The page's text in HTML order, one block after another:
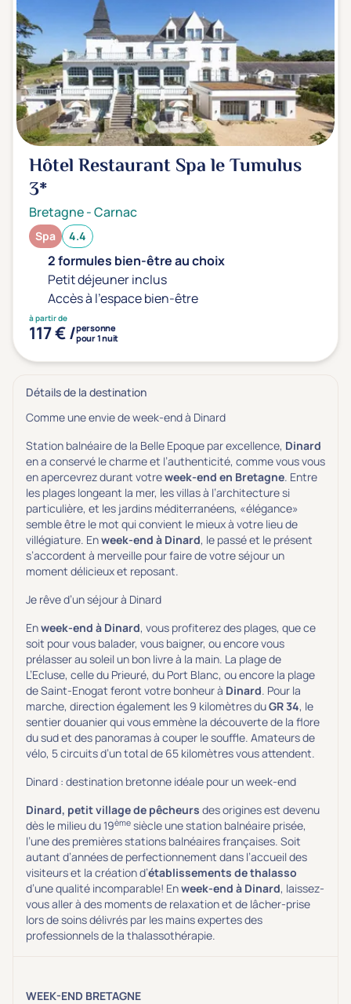
Hôtel Restaurant Spa le Tumulus
3*
Bretagne-Carnac
Spa 4.4
2 formules bien-être au choix
Petit déjeuner inclus
Accès à l'espace bien-être
à partir de
117 € /personne
pour 1 nuit
Détails de la destination
Comme une envie de week-end à Dinard
Station balnéaire de la Belle Epoque par excellence, Dinard
en a conservé le charme et l’authenticité, comme vous vous
en apercevrez durant votreweek-end en Bretagne. Entre
les plages longeant la mer, les villas à l’architecture si
particulière, et les jardins méditerranéens, «élégance»
semble être le mot qui convient le mieux à votre lieu de
villégiature. Enweek-end à Dinard, le passé et le présent
s’accordent à merveille pour faire de votre séjour un
moment délicieux et reposant.
Je rêve d’un séjour à Dinard
Enweek-end à Dinard, vous profiterez des plages, que ce
soit pour vous balader, vous baigner, ou encore vous
prélasser au soleil un bon livre à la main. La plage de
L’Ecluse, celle du Prieuré, du Port Blanc, ou encore la plage
de Saint-Enogat feront votre bonheur à Dinard. Pour la
marche, direction également les 9 kilomètres duGR 34, le
sentier douanier qui vous emmène la découverte de la flore
du sud et des panoramas à couper le souffle. Amateurs de
vélo, 5 circuits d’un total de 65 kilomètres vous attendent.
Dinard : destination bretonne idéale pour un week-end
Dinard, petit village de pêcheurs des origines est devenu
dès le milieu du 19ème siècle une station balnéaire prisée,
l’une des premières stations balnéaires françaises. Soit
autant d’années de perfectionnement dans l’accueil des
visiteurs et la création d’établissements de thalasso
d’une qualité incomparable! Enweek-end à Dinard, laissez-
vous aller à des moments de relaxation et de lâcher-prise
lors de soins délivrés par les mains expertes des
professionnels de la thalassothérapie.
WEEK-END BRETAGNE